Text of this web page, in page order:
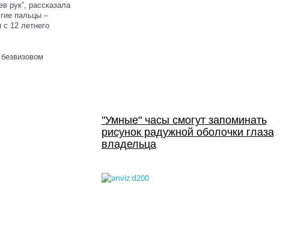
рук”, рассказала
пальцы –
12 летнего
"Умные" часы смогут запоминать
рисунок радужной оболочки глаза
владельца